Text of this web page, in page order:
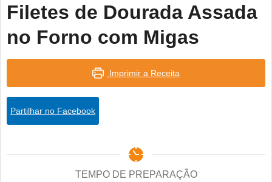
Filetes de Dourada Assada
no Forno com Migas
Imprimir a Receita
Partilhar no Facebook
TEMPO DE PREPARAÇÃO